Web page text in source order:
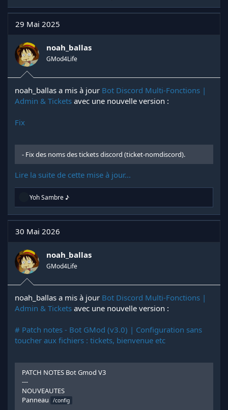
29 Mai 2025
noah_ballas
GMod4Life
noah_ballas a mis à jour Bot Discord Multi-Fonctions |
Admin & Tickets avec une nouvelle version :
Fix
- Fix des noms des tickets discord (ticket-nomdiscord).
Lire la suite de cette mise à jour...
R
a
c
t
i
n
s
:
Yoh Sambre ♪
30 Mai 2026
noah_ballas
GMod4Life
noah_ballas a mis à jour Bot Discord Multi-Fonctions |
Admin & Tickets avec une nouvelle version :
# Patch notes - Bot GMod (v3.0) | Configuration sans
toucher aux fichiers : tickets, bienvenue etc
PATCH NOTES Bot Gmod V3
---
NOUVEAUTES
Panneau
/config